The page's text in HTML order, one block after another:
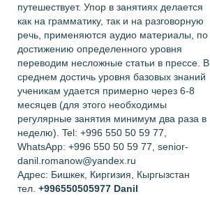
путешествует. Упор в занятиях делается
как на грамматику, так и на разговорную
речь, применяются аудио материалы, по
достижению определенного уровня
переводим несложные статьи в прессе. В
среднем достичь уровня базовых знаний
ученикам удается примерно через 6-8
месяцев (для этого необходимы
регулярные занятия минимум два раза в
неделю). Tel: +996 550 50 59 77,
WhatsApp: +996 550 50 59 77, senior-
danil.romanow@yandex.ru
Адрес: Бишкек, Киргизия, Кыргызстан
тел. +996550505977 Danil